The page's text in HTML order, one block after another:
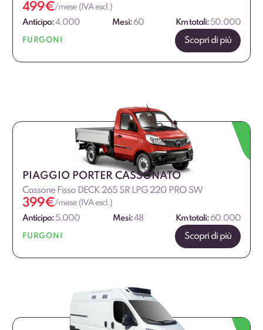
499€/mese (IVA escl.)
Anticipo:4.000 Mesi:60 Km totali: 50.000
FURGONI Scopri di più
PIAGGIO PORTER CASSONATO
Cassone Fisso DECK 265 SR LPG 220 PRO SW
399€/mese (IVA escl.)
Anticipo:5.000 Mesi:48 Km totali: 60.000
FURGONI Scopri di più